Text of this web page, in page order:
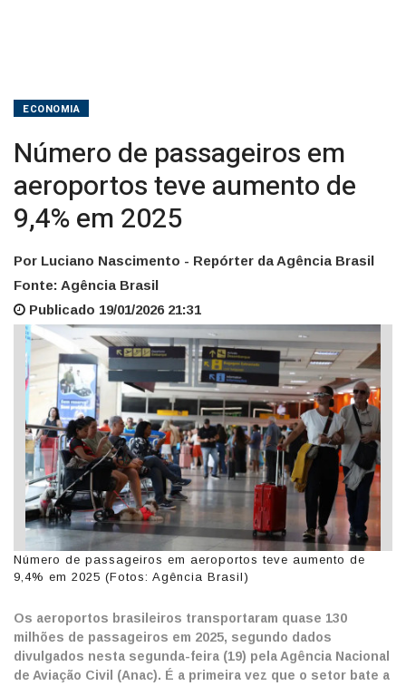
ECONOMIA
Número de passageiros em
aeroportos teve aumento de
9,4% em 2025
Por Luciano Nascimento - Repórter da Agência Brasil
Fonte: Agência Brasil
Publicado 19/01/2026 21:31
Número de passageiros em aeroportos teve aumento de
9,4% em 2025 (Fotos: Agência Brasil)
Os aeroportos brasileiros transportaram quase 130
milhões de passageiros em 2025, segundo dados
divulgados nesta segunda-feira (19) pela Agência Nacional
de Aviação Civil (Anac). É a primeira vez que o setor bate a